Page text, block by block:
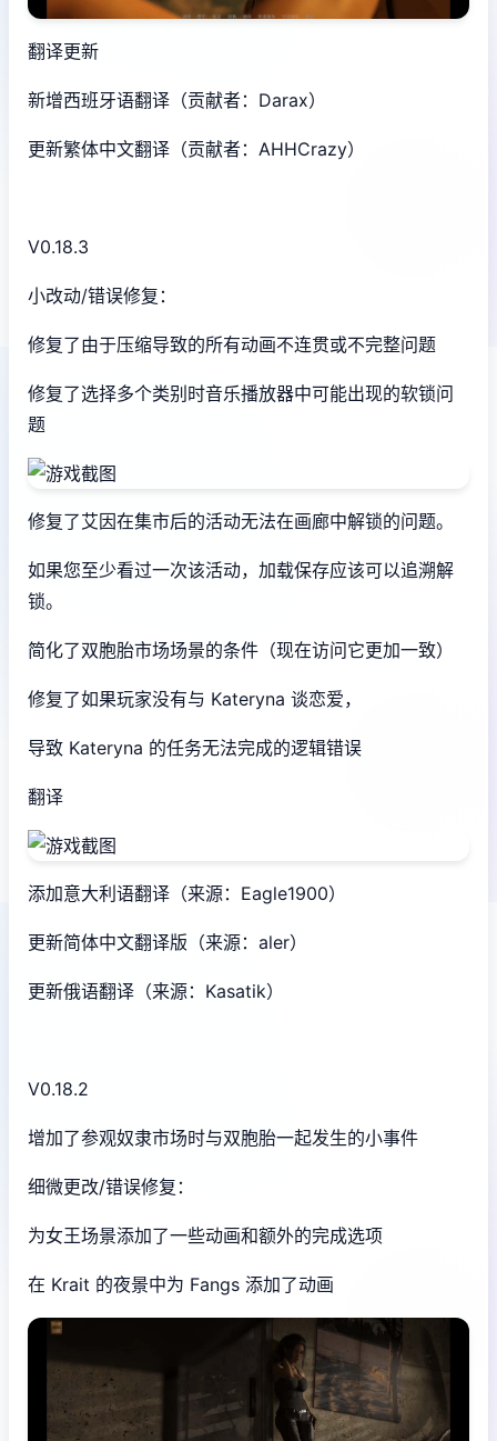
翻译更新
新增西班牙语翻译（贡献者：Darax）
更新繁体中文翻译（贡献者：AHHCrazy）
V0.18.3
小改动/错误修复：
修复了由于压缩导致的所有动画不连贯或不完整问题
修复了选择多个类别时音乐播放器中可能出现的软锁问
题
修复了艾因在集市后的活动无法在画廊中解锁的问题。
如果您至少看过一次该活动，加载保存应该可以追溯解
锁。
简化了双胞胎市场场景的条件（现在访问它更加一致）
修复了如果玩家没有与 Kateryna 谈恋爱，
导致 Kateryna 的任务无法完成的逻辑错误
翻译
添加意大利语翻译（来源：Eagle1900）
更新简体中文翻译版（来源：aler）
更新俄语翻译（来源：Kasatik）
V0.18.2
增加了参观奴隶市场时与双胞胎一起发生的小事件
细微更改/错误修复：
为女王场景添加了一些动画和额外的完成选项
在 Krait 的夜景中为 Fangs 添加了动画